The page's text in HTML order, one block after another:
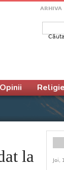
ARHIVA
la
Opinii Religie
Joi,